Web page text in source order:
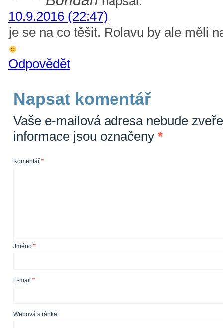
10.9.2016 (22:47)
je se na co těšit. Rolavu by ale měli
Odpovědět
Napsat komentář
Vaše e-mailová adresa nebude
informace jsou označeny *
Komentář *
Jméno *
E-mail *
Webová stránka